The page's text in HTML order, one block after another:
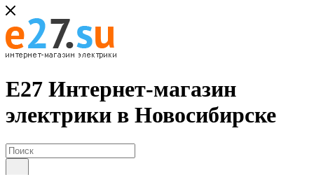
Е27 Интернет-магазин
электрики в Новосибирске